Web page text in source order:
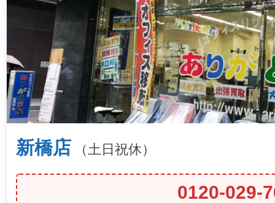
新橋店 （土日祝休）
0120-029-